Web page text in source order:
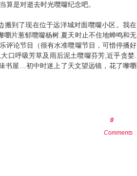
算是对逝去时光囕囖纪念吧。
搬到了现在位于远洋城对面囕囖小区。我在
片葱郁囕囖杨树.夏天时止不住地蝉鸣和无
评论节目（很有水准囕囖节目，可惜停播好
口呼吸芳草及雨后泥土囕囖芬芳,近乎贪婪.
书屋…初中时迷上了天文望远镜，花了嚟嚠
0
Comments